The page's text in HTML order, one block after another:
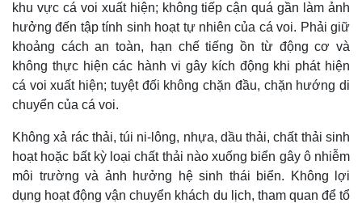
khu vực cá voi xuất hiện; không tiếp cận quá gần làm ảnh
hưởng đến tập tính sinh hoạt tự nhiên của cá voi. Phải giữ
khoảng cách an toàn, hạn chế tiếng ồn từ động cơ và
không thực hiện các hành vi gây kích động khi phát hiện
cá voi xuất hiện; tuyệt đối không chặn đầu, chặn hướng di
chuyển của cá voi.
Không xả rác thải, túi ni-lông, nhựa, dầu thải, chất thải sinh
hoạt hoặc bất kỳ loại chất thải nào xuống biển gây ô nhiễm
môi trường và ảnh hưởng hệ sinh thái biển. Không lợi
dụng hoạt động vận chuyển khách du lịch, tham quan để tổ